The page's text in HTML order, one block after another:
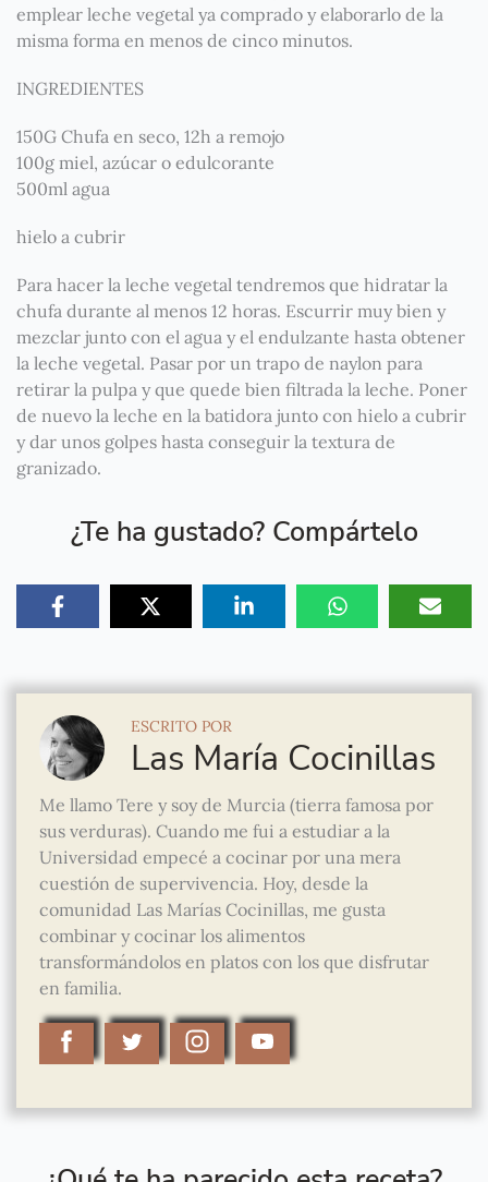
emplear leche vegetal ya comprado y elaborarlo de la
misma forma en menos de cinco minutos.
INGREDIENTES
150G Chufa en seco, 12h a remojo
100g miel, azúcar o edulcorante
500ml agua
hielo a cubrir
Para hacer la leche vegetal tendremos que hidratar la
chufa durante al menos 12 horas. Escurrir muy bien y
mezclar junto con el agua y el endulzante hasta obtener
la leche vegetal. Pasar por un trapo de naylon para
retirar la pulpa y que quede bien filtrada la leche. Poner
de nuevo la leche en la batidora junto con hielo a cubrir
y dar unos golpes hasta conseguir la textura de
granizado.
¿Te ha gustado? Compártelo
ESCRITO POR
Las María Cocinillas
Me llamo Tere y soy de Murcia (tierra famosa por
sus verduras). Cuando me fui a estudiar a la
Universidad empecé a cocinar por una mera
cuestión de supervivencia. Hoy, desde la
comunidad Las Marías Cocinillas, me gusta
combinar y cocinar los alimentos
transformándolos en platos con los que disfrutar
en familia.